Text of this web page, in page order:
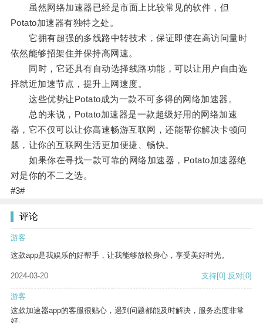
虽然网络加速器已经是市面上比较常见的软件，但
Potato加速器有独特之处。
它拥有超强的多线路中转技术，保证即使在高访问量时
依然能够招架住并保持高网速。
同时，它还具有自动选择线路功能，可以让用户自由选
择就近加速节点，提升上网速度。
这些优势让Potato成为一款不可多得的网络加速器。
总的来说，Potato加速器是一款超级好用的网络加速
器，它不仅可以让你高速畅游互联网，还能帮你解决卡顿问
题，让你的互联网生活更加便捷、畅快。
如果你在寻找一款可靠的网络加速器，Potato加速器绝
对是你的不二之选。
#3#
评论
游客
这款app是我娱乐的好帮手，让我能够放松身心，享受美好时光。
2024-03-20 支持[0] 反对[0]
游客
这款加速器app的客服很贴心，遇到问题都能及时解决，服务态度非常
好。